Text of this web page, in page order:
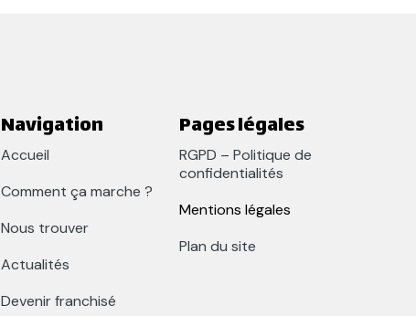
Navigation
Accueil
Comment ça marche ?
Nous trouver
Actualités
Devenir franchisé
Pages légales
RGPD – Politique de
confidentialités
Mentions légales
Plan du site